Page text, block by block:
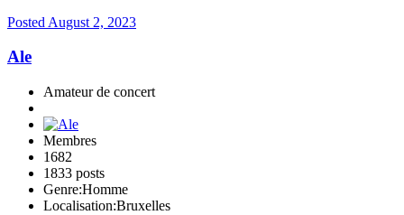
Posted August 2, 2023
Ale
Amateur de concert
Membres
1682
1833 posts
Genre:Homme
Localisation:Bruxelles